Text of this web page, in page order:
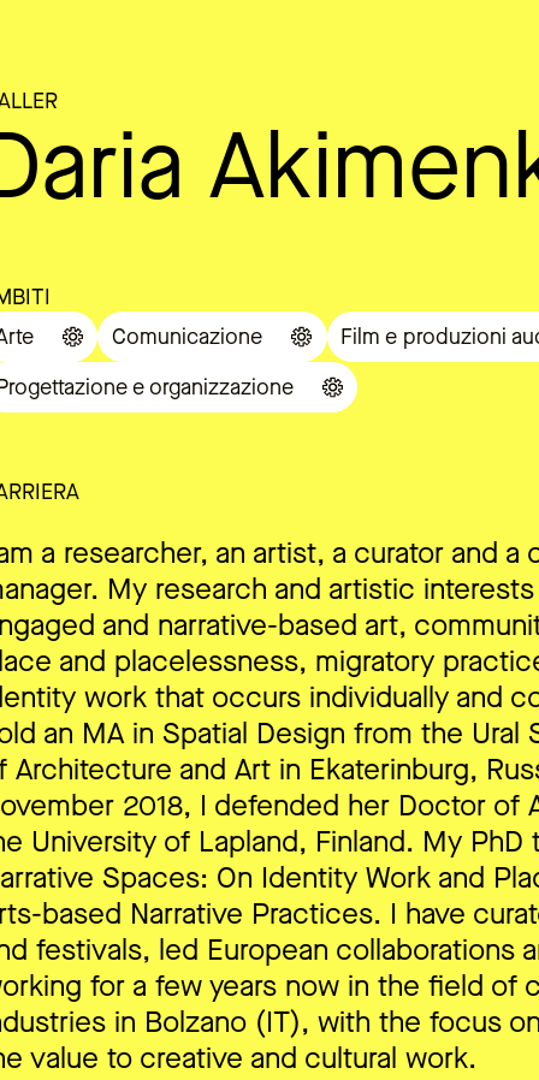
Comunicazione
Film e produzioni
e organizzazione
a researcher, an artist, a curator and a
My research and artistic
and narrative-based art,
and placelessness, migratory
work that occurs individually and
an MA in Spatial Design from the Ural
Architecture and Art in Ekaterinburg,
2018, I defended her Doctor of
University of Lapland, Finland. My
Spaces: On Identity Work and
based Narrative Practices. I have
festivals, led European collaborations
for a few years now in the field of
in Bolzano (IT), with the focus
value to creative and cultural work.